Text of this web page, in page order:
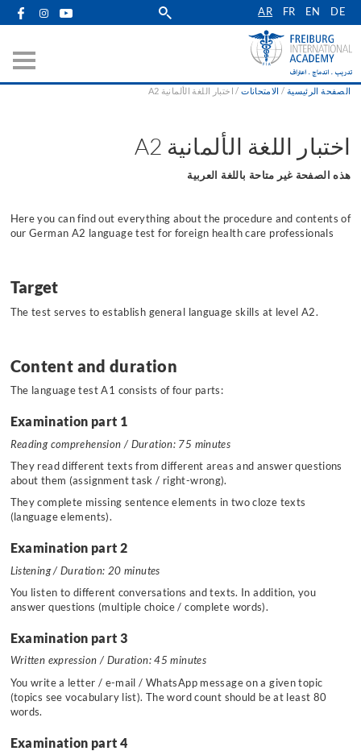
Skip
navigation
DE
EN
FR
AR
الصفحة الرئيسية الامتحانات اختبار اللغة الألمانية A2
اختبار اللغة الألمانية A2
هذه الصفحة غير متاحة باللغة العربية
Here you can find out everything about the procedure and contents of
our German A2 language test for foreign health care professionals
Target
The test serves to establish general language skills at level A2.
Content and duration
The language test A1 consists of four parts:
Examination part 1
Reading comprehension / Duration: 75 minutes
They read different texts from different areas and answer questions
about them (assignment task / right-wrong).
They complete missing sentence elements in two cloze texts
(language elements).
Examination part 2
Listening / Duration: 20 minutes
You listen to different conversations and texts. In addition, you
answer questions (multiple choice / complete words).
Examination part 3
Written expression / Duration: 45 minutes
You write a letter / e-mail / WhatsApp message on a given topic
(topics see vocabulary list). The word count should be at least 80
words.
Examination part 4